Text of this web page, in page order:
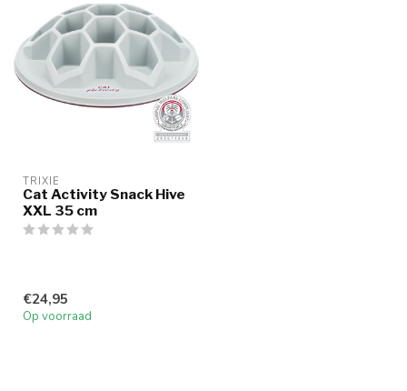
TRIXIE
Cat Activity Snack Hive
XXL 35 cm
€24,95
Op voorraad